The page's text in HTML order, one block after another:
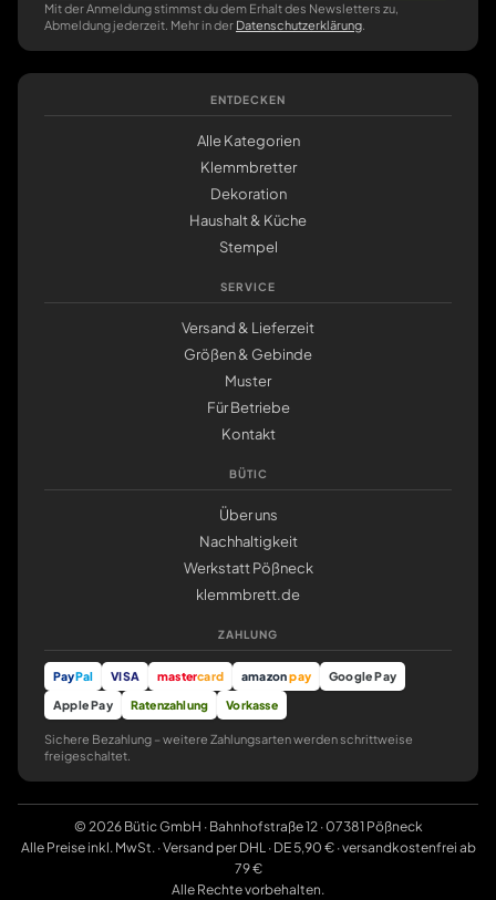
Mit der Anmeldung stimmst du dem Erhalt des Newsletters zu,
Abmeldung jederzeit. Mehr in der Datenschutzerklärung
ENTDECKEN
Alle Kategorien
Klemmbretter
Dekoration
Haushalt & Küche
Stempel
SERVICE
Versand & Lieferzeit
Größen & Gebinde
Muster
Für Betriebe
Kontakt
BÜTIC
Über uns
Nachhaltigkeit
Werkstatt Pößneck
klemmbrett.de
ZAHLUNG
PayPal VISA mastercard amazonpay
Google Pay
Apple Pay
Ratenzahlung Vorkasse
Sichere Bezahlung – weitere Zahlungsarten werden schrittweise
freigeschaltet.
© 2026 Bütic GmbH · Bahnhofstraße 12 · 07381 Pößneck
Alle Preise inkl. MwSt. · Versand per DHL · DE 5,90 € · versandkostenfrei ab
79 €
Alle Rechte vorbehalten.